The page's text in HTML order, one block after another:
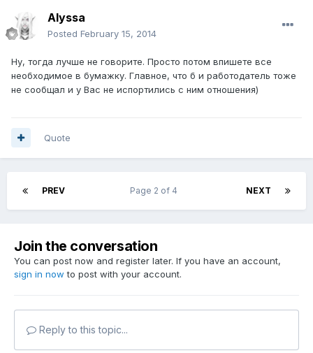
Alyssa
Posted February 15, 2014
Ну, тогда лучше не говорите. Просто потом впишете все
необходимое в бумажку. Главное, что б и работодатель тоже
не сообщал и у Вас не испортились с ним отношения)
Quote
PREV NEXT
Page 2 of 4
Join the conversation
You can post now and register later. If you have an account,
sign in now to post with your account.
Reply to this topic...